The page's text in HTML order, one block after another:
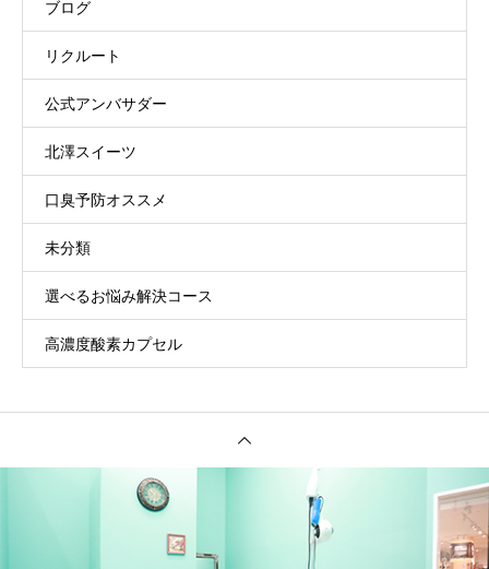
ブログ
リクルート
公式アンバサダー
北澤スイーツ
口臭予防オススメ
未分類
選べるお悩み解決コース
高濃度酸素カプセル